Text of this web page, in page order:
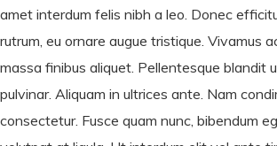
amet interdum felis nibh a leo. Donec
rutrum, eu ornare augue tristique. Vivamus
massa finibus aliquet. Pellentesque blandit
pulvinar. Aliquam in ultrices ante. Nam
consectetur. Fusce quam nunc, bibendum